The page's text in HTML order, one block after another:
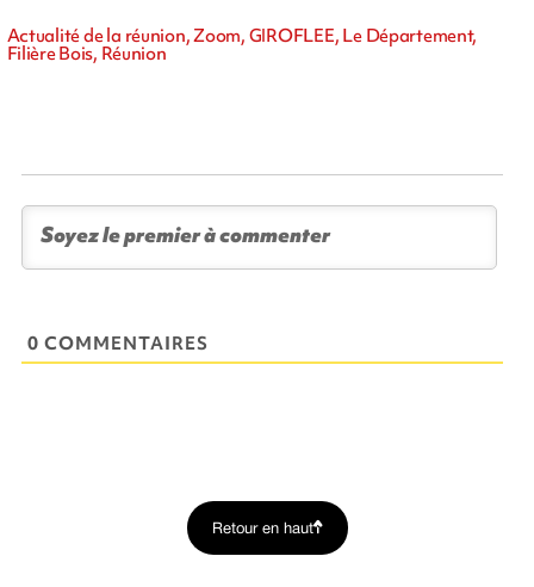
Actualité de la réunion, Zoom, GIROFLEE, Le Département,
Filière Bois, Réunion
0 COMMENTAIRES
Retour en haut